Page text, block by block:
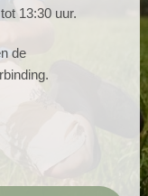
13:30 uur.
de